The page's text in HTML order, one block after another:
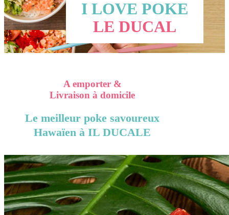
I LOVE POKE
LE DUCAL
A emporter &
Livraison à domicile
Le meilleur poke savoureux
Hawaïen à IL DUCALE